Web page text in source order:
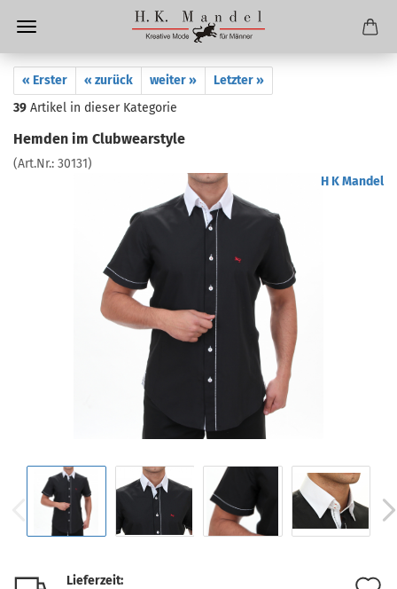
« Erster « zurück weiter »
Letzter »
39 Artikel in dieser Kategorie
Hemden im Clubwearstyle
(Art.Nr.: 30131)
H K Mandel
Lieferzeit: